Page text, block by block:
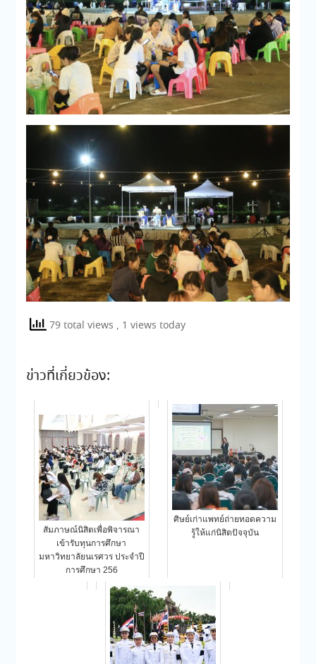
79 total views , 1 views today
ข่าวที่เกี่ยวข้อง:
สัมภาษณ์นิสิตเพื่อพิจารณา
เข้ารับทุนการศึกษา
มหาวิทยาลัยนเรศวร ประจำปี
การศึกษา 256
ศิษย์เก่าแพทย์ถ่ายทอดความ
รู้ให้แก่นิสิตปัจจุบัน